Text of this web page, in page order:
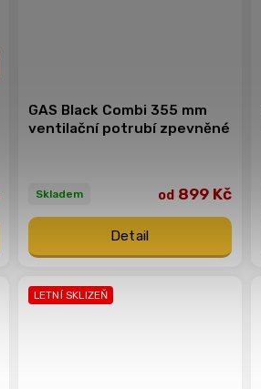
GAS Black Combi 355 mm
ventilační potrubí zpevněné
Skladem od899 Kč
Detail
LETNÍ SKLIZEŇ